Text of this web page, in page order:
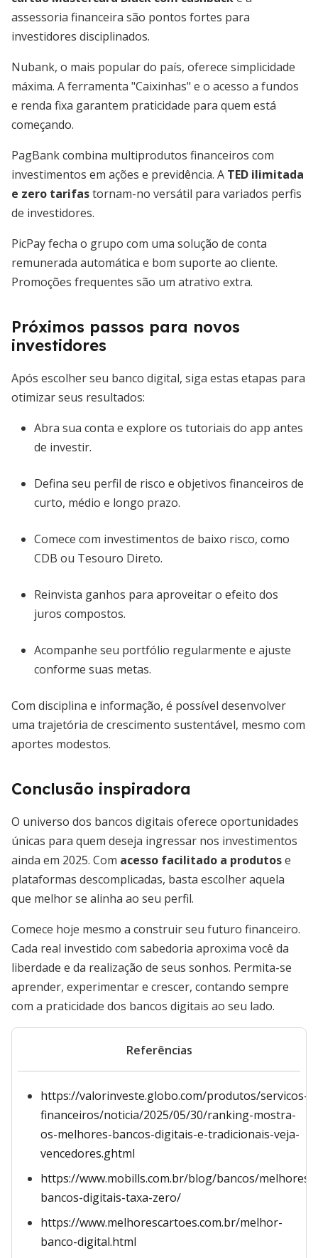
assessoria financeira são pontos fortes para
investidores disciplinados.
Nubank, o mais popular do país, oferece simplicidade
máxima. A ferramenta "Caixinhas" e o acesso a fundos
e renda fixa garantem praticidade para quem está
começando.
PagBank combina multiprodutos financeiros com
investimentos em ações e previdência. A TED ilimitada
e zero tarifastornam-no versátil para variados perfis
de investidores.
PicPay fecha o grupo com uma solução de conta
remunerada automática e bom suporte ao cliente.
Promoções frequentes são um atrativo extra.
Próximos passos para novos
investidores
Após escolher seu banco digital, siga estas etapas para
otimizar seus resultados:
Abra sua conta e explore os tutoriais do app antes
de investir.
Defina seu perfil de risco e objetivos financeiros de
curto, médio e longo prazo.
Comece com investimentos de baixo risco, como
CDB ou Tesouro Direto.
Reinvista ganhos para aproveitar o efeito dos
juros compostos.
Acompanhe seu portfólio regularmente e ajuste
conforme suas metas.
Com disciplina e informação, é possível desenvolver
uma trajetória de crescimento sustentável, mesmo com
aportes modestos.
Conclusão inspiradora
O universo dos bancos digitais oferece oportunidades
únicas para quem deseja ingressar nos investimentos
ainda em 2025. Com acesso facilitado a produtose
plataformas descomplicadas, basta escolher aquela
que melhor se alinha ao seu perfil.
Comece hoje mesmo a construir seu futuro financeiro.
Cada real investido com sabedoria aproxima você da
liberdade e da realização de seus sonhos. Permita-se
aprender, experimentar e crescer, contando sempre
com a praticidade dos bancos digitais ao seu lado.
Referências
https://valorinveste.globo.com/produtos/servicos-
financeiros/noticia/2025/05/30/ranking-mostra-
os-melhores-bancos-digitais-e-tradicionais-veja-
vencedores.ghtml
https://www.mobills.com.br/blog/bancos/melhores-
bancos-digitais-taxa-zero/
https://www.melhorescartoes.com.br/melhor-
banco-digital.html